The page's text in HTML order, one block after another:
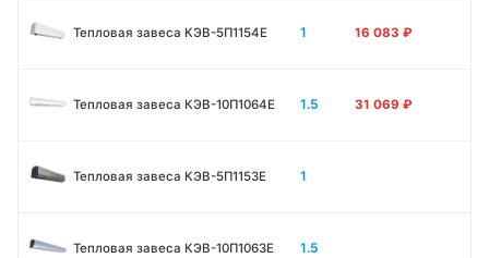
Тепловая завеса КЭВ-5П1154E 1 16 083 ₽
Тепловая завеса КЭВ-10П1064E 1.5 31 069 ₽
Тепловая завеса КЭВ-5П1153E 1
Тепловая завеса КЭВ-10П1063E 1.5